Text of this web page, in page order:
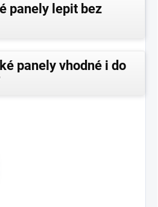
panely lepit bez
panely vhodné i do